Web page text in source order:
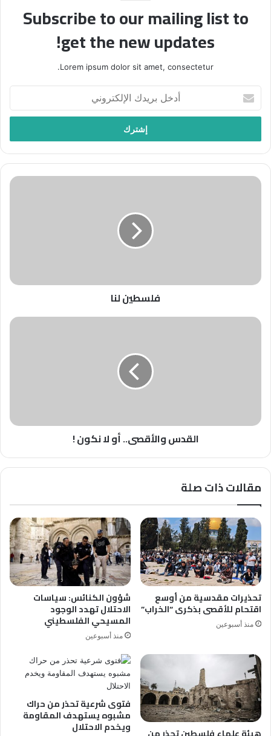
Subscribe to our mailing list to
get the new updates!
Lorem ipsum dolor sit amet, consectetur.
بريدك
الإلكتروني
فلسطين
فلسطين لنا
القدس
القدس والأقصى.. أو لا نكون !
مقالات ذات صلة
تحذيرات مقدسية من أوسع
اقتحام للأقصى بذكرى “الخراب”
منذ أسبوعين
شؤون الكنائس: سياسات
الاحتلال تهدد الوجود
المسيحي الفلسطيني
منذ أسبوعين
فتوى شرعية تحذر من حراك
مشبوه يستهدف المقاومة
ويخدم الاحتلال